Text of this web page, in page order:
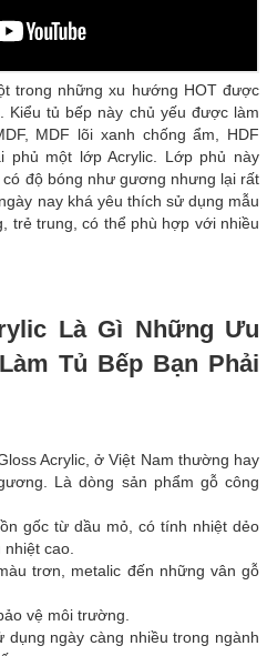
trong những xu hướng HOT được
Kiểu tủ bếp này chủ yếu được làm
MDF lõi xanh chống ẩm, HDF
phủ một lớp Acrylic. Lớp phủ này
độ bóng như gương nhưng lại rất
nay khá yêu thích sử dụng mẫu
trẻ trung, có thể phù hợp với nhiều
Là Gì Những Ưu
Tủ Bếp Bạn Phải
Acrylic, ở Việt Nam thường hay
Là dòng sản phẩm gỗ công
gốc từ dầu mỏ, có tính nhiệt dẻo
cao.
trơn, metalic đến những vân gỗ
vệ môi trường.
ngày càng nhiều trong ngành